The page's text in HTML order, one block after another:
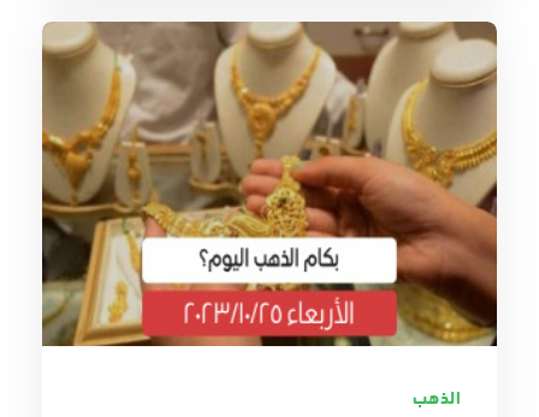
الذهب